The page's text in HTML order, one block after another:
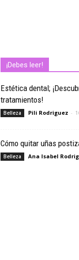
¡Debes leer!
Estética dental;
tratamientos!
Belleza Pili Rodriguez -
Cómo quitar uñas
Belleza Ana Isabel